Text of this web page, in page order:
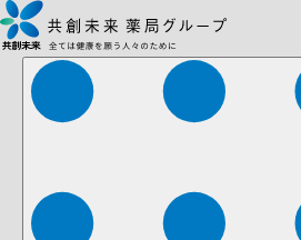
株式会社ファーマみらい 株式会社ス